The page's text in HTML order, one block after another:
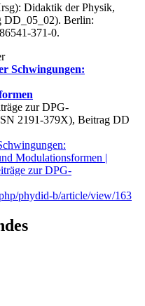
Didaktik der Physik,
DD_05_02). Berlin:
371-0.
Schwingungen:
zur DPG-
2191-379X), Beitrag DD
Modulationsformen |
zur DPG-
phydid-b/article/view/163